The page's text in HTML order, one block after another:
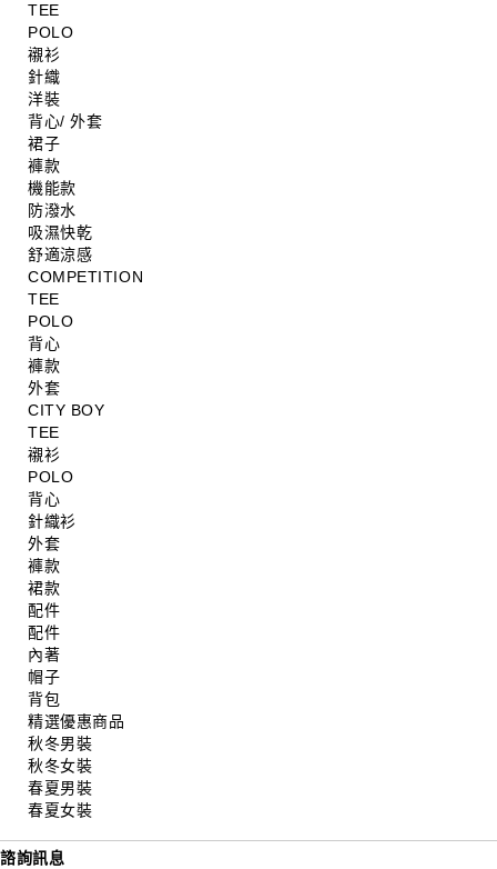
TEE
POLO
襯衫
針織
洋裝
背心/ 外套
裙子
褲款
機能款
防潑水
吸濕快乾
舒適涼感
COMPETITION
TEE
POLO
背心
褲款
外套
CITY BOY
TEE
襯衫
POLO
背心
針織衫
外套
褲款
裙款
配件
配件
內著
帽子
背包
精選優惠商品
秋冬男裝
秋冬女裝
春夏男裝
春夏女裝
諮詢訊息